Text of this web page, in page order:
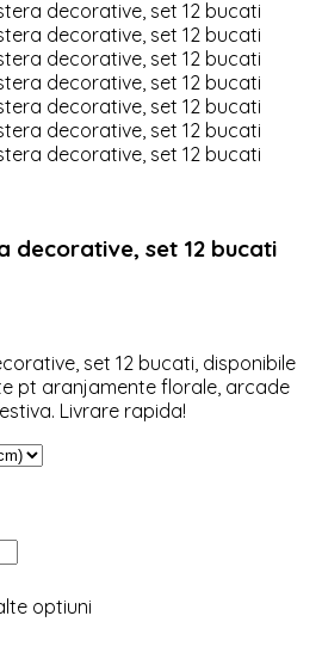
decorative, set 12 bucati
set 12 bucati, disponibile
pt aranjamente florale, arcade
Livrare rapida!
optiuni